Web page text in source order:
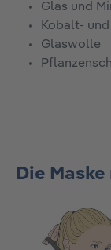
Glas und
Kobalt-
Glaswolle
Die